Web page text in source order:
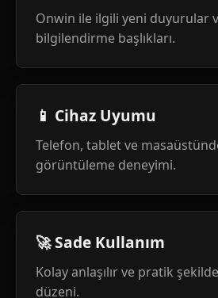
Onwin ile ilgili yeni duyurular
bilgilendirme başlıkları.
📱 Cihaz Uyumu
Telefon, tablet ve
görüntüleme deneyimi.
🚀 Sade Kullanım
Kolay anlaşılır ve pratik
düzeni.